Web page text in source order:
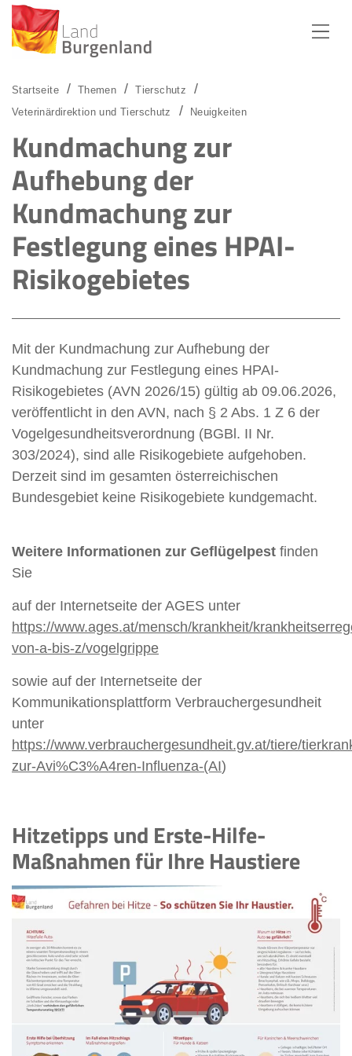
Startseite Themen
Tierschutz
Veterinärdirektion und Tierschutz
Neuigkeiten
Kundmachung zur
Aufhebung der
Kundmachung zur
Festlegung eines HPAI-
Risikogebietes
Mit der Kundmachung zur Aufhebung der
Kundmachung zur Festlegung eines HPAI-
Risikogebietes (AVN 2026/15) gültig ab 09.06.2026,
veröffentlicht in den AVN, nach § 2 Abs. 1 Z 6 der
Vogelgesundheitsverordnung (BGBl. II Nr.
303/2024), sind alle Risikogebiete aufgehoben.
Derzeit sind im gesamten österreichischen
Bundesgebiet keine Risikogebiete kundgemacht.
Weitere Informationen zur Geflügelpest finden
Sie
auf der Internetseite der AGES unter
https://www.ages.at/mensch/krankheit/
von-a-bis-z/vogelgrippe
sowie auf der Internetseite der
Kommunikationsplattform Verbrauchergesundheit
unter
https://www.verbrauchergesundheit.gv.at/tiere/
zur-Avi%C3%A4ren-Influenza-(AI)
Hitzetipps und Erste-Hilfe-
Maßnahmen für Ihre Haustiere